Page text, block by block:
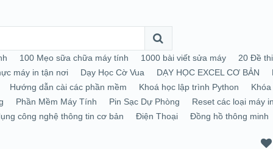
100 Mẹo sữa chữa máy tính 1000 bài viết sửa máy
20 Đề
máy in tận nơi Dạy Học Cờ Vua DẠY HỌC EXCEL CƠ BẢN
Hướng dẫn cài các phần mềm Khoá học lập trình Python
Phần Mềm Máy Tính Pin Sạc Dự Phòng Reset các loại máy in
công nghệ thông tin cơ bản Điện Thoại Đồng hồ thông minh